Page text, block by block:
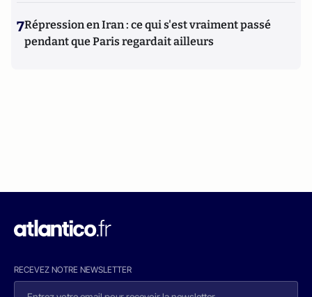
7Répression en Iran : ce qui s'est vraiment passé
pendant que Paris regardait ailleurs
RECEVEZ NOTRE NEWSLETTER